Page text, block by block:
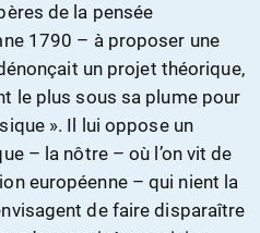
de la pensée
1790 – à proposer une
un projet théorique,
le plus sous sa plume pour
». Il lui oppose un
– la nôtre – où l’on vit de
européenne – qui nient la
de faire disparaître